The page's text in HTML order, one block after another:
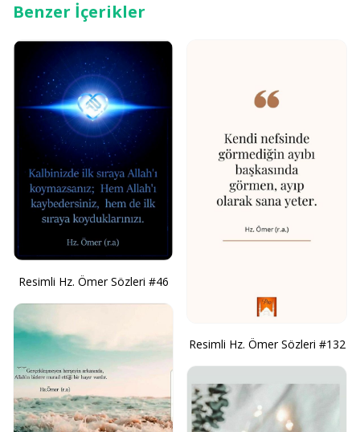
Benzer İçerikler
Resimli Hz. Ömer Sözleri #46
Resimli Hz. Ömer Sözleri #132